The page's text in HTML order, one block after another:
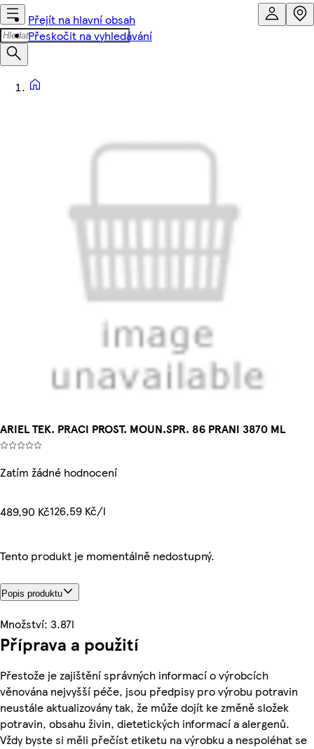
Přejít na hlavní obsah
Přeskočit na vyhledávání
ARIEL TEK. PRACI PROST. MOUN.SPR. 86 PRANI 3870 ML
Zatím žádné hodnocení
489,90 Kč126,59 Kč/l
Tento produkt je momentálně nedostupný.
Popis produktu
Množství: 3.87l
Příprava a použití
Přestože je zajištění správných informací o výrobcích
věnována nejvyšší péče, jsou předpisy pro výrobu potravin
neustále aktualizovány tak, že může dojít ke změně složek
potravin, obsahu živin, dietetických informací a alergenů.
Vždy byste si měli přečíst etiketu na výrobku a nespoléhat se